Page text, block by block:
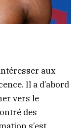
aux
Il a d’abord
vers le
des